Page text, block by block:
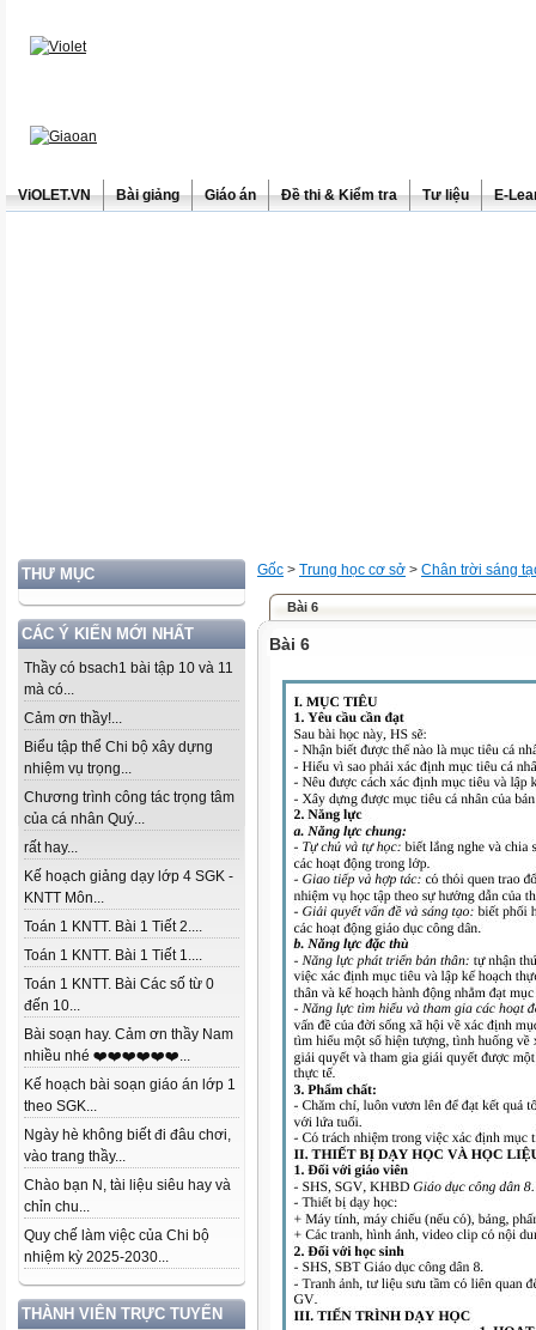
ViOLET.VN Bài giảng Giáo án Đề thi & Kiểm tra Tư liệu E-
THƯ MỤC
CÁC Ý KIẾN MỚI NHẤT
Thầy có bsach1 bài tập 10 và 11
mà có...
Cảm ơn thầy!...
Biểu tập thể Chi bộ xây dựng
nhiệm vụ trọng...
Chương trình công tác trọng tâm
của cá nhân Quý...
rất hay...
Kế hoạch giảng dạy lớp 4 SGK -
KNTT Môn...
Toán 1 KNTT. Bài 1 Tiết 2....
Toán 1 KNTT. Bài 1 Tiết 1....
Toán 1 KNTT. Bài Các số từ 0
đến 10...
Bài soạn hay. Cảm ơn thầy Nam
nhiều nhé ❤️❤️❤️❤️❤️❤️...
Kế hoạch bài soạn giáo án lớp 1
theo SGK...
Ngày hè không biết đi đâu chơi,
vào trang thầy...
Chào bạn N, tài liệu siêu hay và
chỉn chu...
Quy chế làm việc của Chi bộ
nhiệm kỳ 2025-2030...
THÀNH VIÊN TRỰC TUYẾN
Gốc > Trung học cơ sở > Chân trời sáng
Bài 6
Bài 6